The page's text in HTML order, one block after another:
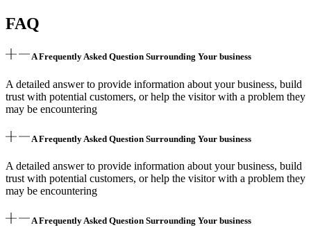
FAQ
A Frequently Asked Question Surrounding Your business
A detailed answer to provide information about your business, build
trust with potential customers, or help the visitor with a problem they
may be encountering
A Frequently Asked Question Surrounding Your business
A detailed answer to provide information about your business, build
trust with potential customers, or help the visitor with a problem they
may be encountering
A Frequently Asked Question Surrounding Your business